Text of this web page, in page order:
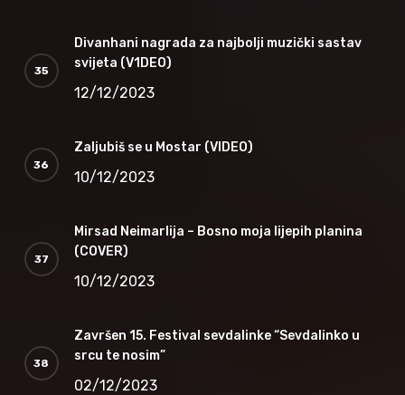
Divanhani nagrada za najbolji muzički sastav
svijeta (V1DEO)
12/12/2023
Zaljubiš se u Mostar (VIDEO)
10/12/2023
Mirsad Neimarlija – Bosno moja lijepih planina
(COVER)
10/12/2023
Završen 15. Festival sevdalinke “Sevdalinko u
srcu te nosim”
02/12/2023